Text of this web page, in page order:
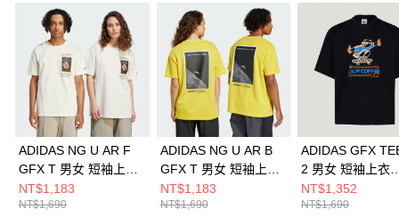
ADIDAS NG U AR F
GFX T 男女 短袖上衣
JD5962
NT$1,183
NT$1,690
ADIDAS NG U AR B
GFX T 男女 短袖上衣
JD5955
NT$1,183
NT$1,690
ADIDAS GFX
2 男女 短袖上衣
KY5739
NT$1,352
NT$1,690